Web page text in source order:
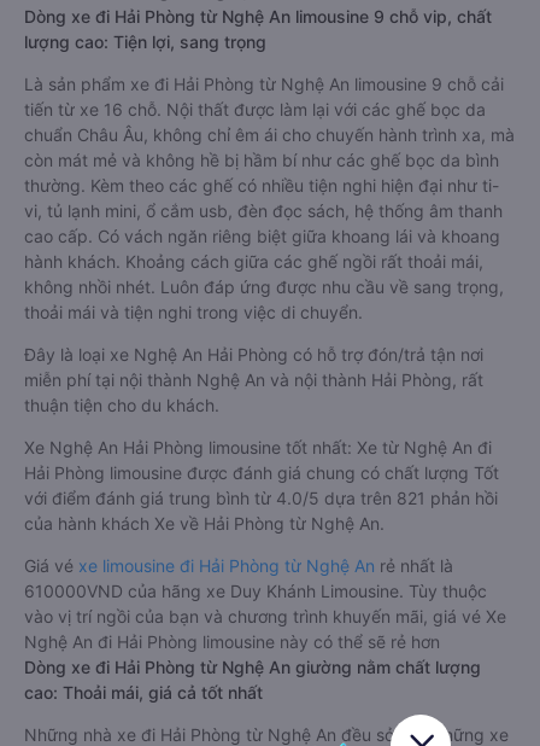
Dòng xe đi Hải Phòng từ Nghệ An limousine 9 chỗ vip, chất
lượng cao: Tiện lợi, sang trọng
Là sản phẩm xe đi Hải Phòng từ Nghệ An limousine 9 chỗ cải
tiến từ xe 16 chỗ. Nội thất được làm lại với các ghế bọc da
chuẩn Châu Âu, không chỉ êm ái cho chuyến hành trình xa, mà
còn mát mẻ và không hề bị hầm bí như các ghế bọc da bình
thường. Kèm theo các ghế có nhiều tiện nghi hiện đại như ti-
vi, tủ lạnh mini, ổ cắm usb, đèn đọc sách, hệ thống âm thanh
cao cấp. Có vách ngăn riêng biệt giữa khoang lái và khoang
hành khách. Khoảng cách giữa các ghế ngồi rất thoải mái,
không nhồi nhét. Luôn đáp ứng được nhu cầu về sang trọng,
thoải mái và tiện nghi trong việc di chuyển.
Đây là loại xe Nghệ An Hải Phòng có hỗ trợ đón/trả tận nơi
miễn phí tại nội thành Nghệ An và nội thành Hải Phòng, rất
thuận tiện cho du khách.
Xe Nghệ An Hải Phòng limousine tốt nhất: Xe từ Nghệ An đi
Hải Phòng limousine được đánh giá chung có chất lượng Tốt
với điểm đánh giá trung bình từ 4.0/5 dựa trên 821 phản hồi
của hành khách Xe về Hải Phòng từ Nghệ An.
Giá vé xe limousine đi Hải Phòng từ Nghệ An rẻ nhất là
610000VND của hãng xe Duy Khánh Limousine. Tùy thuộc
vào vị trí ngồi của bạn và chương trình khuyến mãi, giá vé Xe
Nghệ An đi Hải Phòng limousine này có thể sẽ rẻ hơn
Dòng xe đi Hải Phòng từ Nghệ An giường nằm chất lượng
cao: Thoải mái, giá cả tốt nhất
Những nhà xe đi Hải Phòng từ Nghệ An đều sở hữu những xe